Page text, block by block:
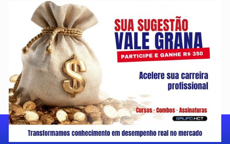
duração de 01 hora, para que você
possa conhecer nossa plataforma, os
professores, o método de ensino e
principalmente parte do conteúdo
que será ministrado.Clique e Acesse
NOVOS